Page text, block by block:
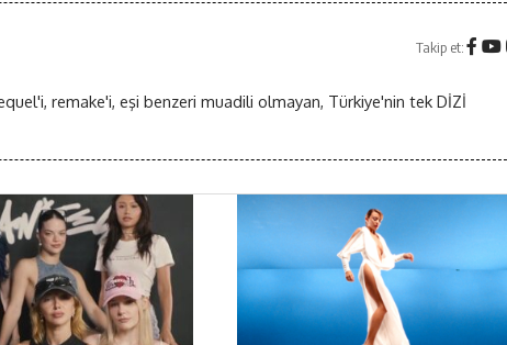
Takip et:
remake'i, eşi benzeri muadili olmayan, Türkiye'nin tek DİZİ